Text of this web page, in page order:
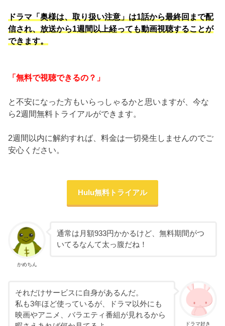
ドラマ「奥様は、取り扱い注意」は1話から最終回まで配
信され、放送から1週間以上経っても動画視聴することが
できます。
「無料で視聴できるの？」
と不安になった方もいらっしゃるかと思いますが、今な
ら2週間無料トライアルができます。
2週間以内に解約すれば、料金は一切発生しませんのでご
安心ください。
Hulu無料トライアル
かめちん
通常は月額933円かかるけど、無料期間がつ
いてるなんて太っ腹だね！
ドラマ好き
それだけサービスに自身があるんだ。
私も3年ほど使っているが、ドラマ以外にも
映画やアニメ、バラエティ番組が見れるから